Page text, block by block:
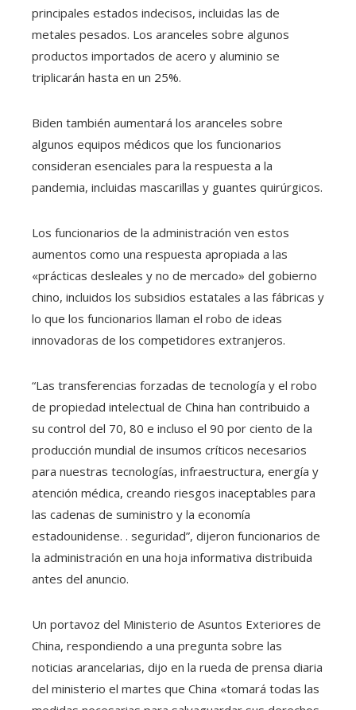
principales estados indecisos, incluidas las de
metales pesados. Los aranceles sobre algunos
productos importados de acero y aluminio se
triplicarán hasta en un 25%.
Biden también aumentará los aranceles sobre
algunos equipos médicos que los funcionarios
consideran esenciales para la respuesta a la
pandemia, incluidas mascarillas y guantes quirúrgicos.
Los funcionarios de la administración ven estos
aumentos como una respuesta apropiada a las
«prácticas desleales y no de mercado» del gobierno
chino, incluidos los subsidios estatales a las fábricas y
lo que los funcionarios llaman el robo de ideas
innovadoras de los competidores extranjeros.
“Las transferencias forzadas de tecnología y el robo
de propiedad intelectual de China han contribuido a
su control del 70, 80 e incluso el 90 por ciento de la
producción mundial de insumos críticos necesarios
para nuestras tecnologías, infraestructura, energía y
atención médica, creando riesgos inaceptables para
las cadenas de suministro y la economía
estadounidense. . seguridad”, dijeron funcionarios de
la administración en una hoja informativa distribuida
antes del anuncio.
Un portavoz del Ministerio de Asuntos Exteriores de
China, respondiendo a una pregunta sobre las
noticias arancelarias, dijo en la rueda de prensa diaria
del ministerio el martes que China «tomará todas las